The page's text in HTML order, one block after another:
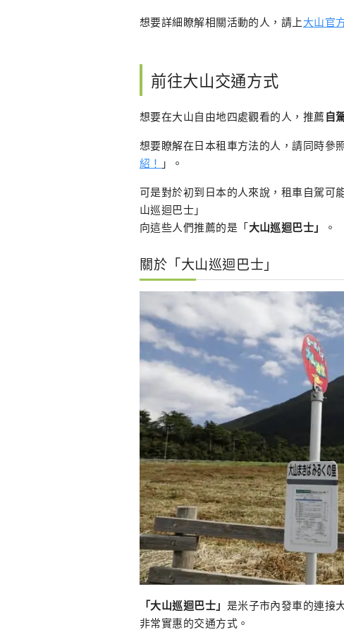
想要詳細瞭解相關活動的人，請上大山官
前往大山交通方式
想要在大山自由地四處觀看的人，推薦自
想要瞭解在日本租車方法的人，請同時參
紹！ 」。
可是對於初到日本的人來說，租車自駕可
山巡迴巴士」
向這些人們推薦的是「大山巡迴巴士」 。
關於「大山巡迴巴士」
「大山巡迴巴士」 是米子市內發車的連接
非常實惠的交通方式。